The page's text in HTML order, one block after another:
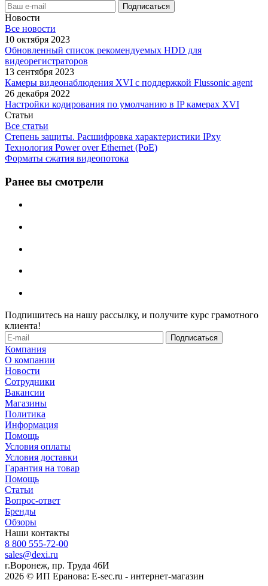
Новости
Все новости
10 октября 2023
Обновленный список рекомендуемых HDD для
видеорегистраторов
13 сентября 2023
Камеры видеонаблюдения XVI с поддержкой Flussonic agent
26 декабря 2022
Настройки кодирования по умолчанию в IP камерах XVI
Статьи
Все статьи
Степень защиты. Расшифровка характеристики IPxу
Технология Power over Ethernet (PoE)
Форматы сжатия видеопотока
Ранее вы смотрели
Подпишитесь на нашу рассылку, и получите курс грамотного
клиента!
Компания
О компании
Новости
Сотрудники
Вакансии
Магазины
Политика
Информация
Помощь
Условия оплаты
Условия доставки
Гарантия на товар
Помощь
Статьи
Вопрос-ответ
Бренды
Обзоры
Наши контакты
8 800 555-72-00
sales@dexi.ru
г.Воронеж, пр. Труда 46И
2026 © ИП Еранова: E-sec.ru - интернет-магазин